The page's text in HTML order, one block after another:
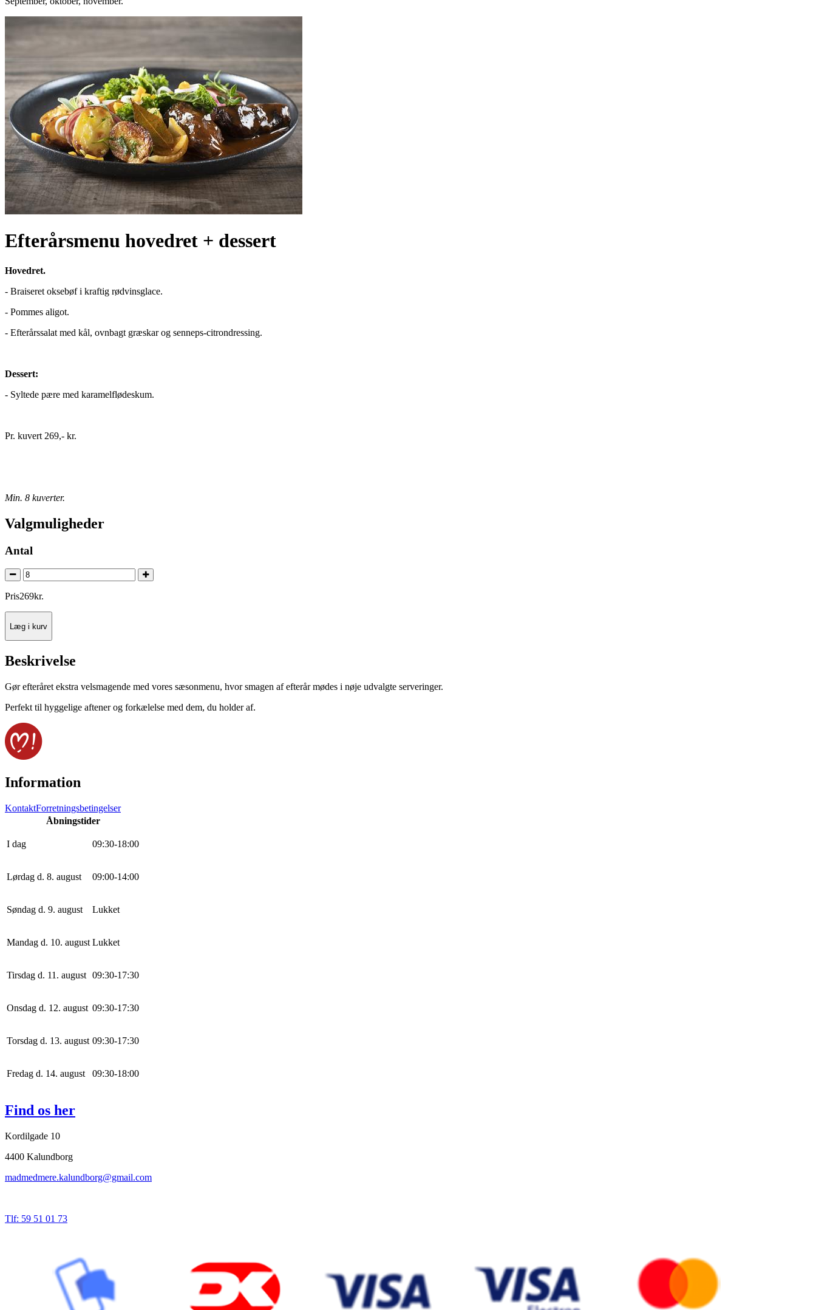
Efterårsmenu hovedret + dessert
Hovedret.
- Braiseret oksebøf i kraftig rødvinsglace.
- Pommes aligot.
- Efterårssalat med kål, ovnbagt græskar og senneps-citrondressing.
Dessert:
- Syltede pære med karamelflødeskum.
Pr. kuvert 269,- kr.
Min. 8 kuverter.
Valgmuligheder
Antal
Pris269kr.
Læg i kurv
Beskrivelse
Gør efteråret ekstra velsmagende med vores sæsonmenu, hvor smagen af efterår mødes i nøje udvalgte serveringer.
Perfekt til hyggelige aftener og forkælelse med dem, du holder af.
Information
KontaktForretningsbetingelser
Åbningstider
I dag 09:30-18:00
Lørdag d. 8. august 09:00-14:00
Søndag d. 9. august Lukket
Mandag d. 10. august Lukket
Tirsdag d. 11. august 09:30-17:30
Onsdag d. 12. august 09:30-17:30
Torsdag d. 13. august 09:30-17:30
Fredag d. 14. august 09:30-18:00
Find os her
Kordilgade 10
4400 Kalundborg
madmedmere.kalundborg@gmail.com
Tlf: 59 51 01 73